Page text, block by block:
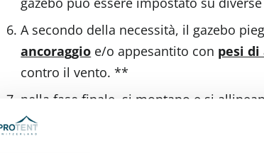
A secondo della necessità, il gazebo
ancoraggio e/o appesantito con pesi di
contro il vento. **
nella fase finale, si montano e si
ole grondaie